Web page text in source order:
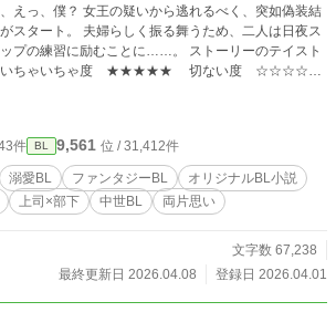
っ、僕？ 女王の疑いから逃れるべく、突如偽装結
スタート。 夫婦らしく振る舞うため、二人は日夜ス
練習に励むことに……。 ストーリーのテイスト
いちゃいちゃ度 ★★★★★ 切ない度 ☆☆☆☆☆
度 ★★★★★ 分かりやすい度 ★★★★★ 26話
出さず黙々と働く。眼鏡。 クリストフ……新任宰
煥発で、歴代最年少の就任。剣術の鍛錬が日課。 女
国の絶対権力。剛毅な性格で、行動の全ては政治
ブノワ……マエルの同僚。
件 BL 9,561 位 / 31,412件
溺愛BL ファンタジーBL
オリジナルBL小説
上司×部下 中世BL 両片思い
文字数 67,238
最終更新日 2026.04.08
登録日 2026.04.01